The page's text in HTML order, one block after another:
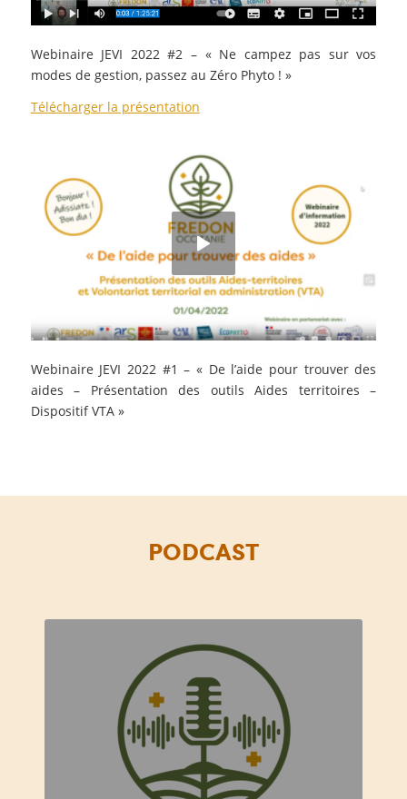
Webinaire JEVI 2022 #2 – «Ne campez pas sur vos
modes de gestion, passez au Zéro Phyto ! »
Télécharger la présentation
Webinaire JEVI 2022 #1 – « De l’aide pour trouver des
aides – Présentation des outils Aides territoires –
Dispositif VTA »
PODCAST